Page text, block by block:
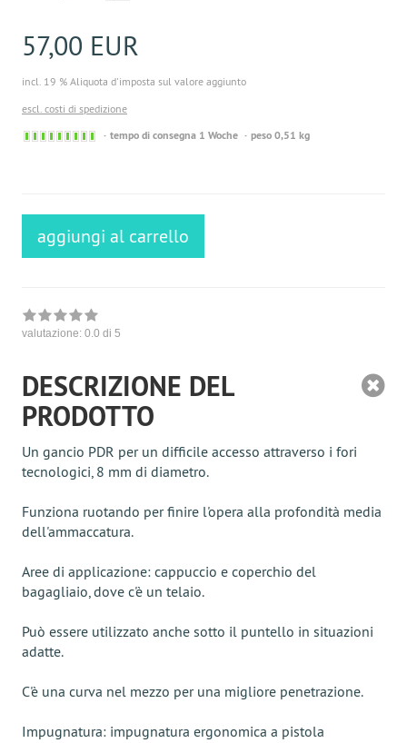
57,00 EUR
incl. 19 % Aliquota d'imposta sul valore aggiunto
escl. costi di spedizione
Sofort
tempo di consegna 1 Woche peso 0,51 kg
aggiungi al carrello
valutazione: 0.0 di 5
DESCRIZIONE DEL
PRODOTTO
Un gancio PDR per un difficile accesso attraverso i fori
tecnologici, 8 mm di diametro.
Funziona ruotando per finire l'opera alla profondità media
dell'ammaccatura.
Aree di applicazione: cappuccio e coperchio del
bagagliaio, dove c'è un telaio.
Può essere utilizzato anche sotto il puntello in situazioni
adatte.
C'è una curva nel mezzo per una migliore penetrazione.
Impugnatura: impugnatura ergonomica a pistola